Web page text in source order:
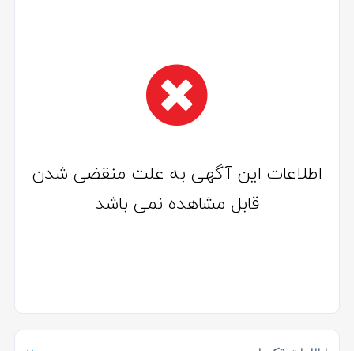
اطلاعات این آگهی به علت منقضی شدن
قابل مشاهده نمی باشد